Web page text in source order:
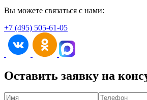
Вы можете связаться с нами:
+7 (495) 505-61-05
Оставить заявку на